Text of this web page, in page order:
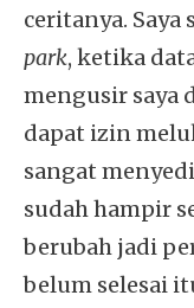
ceritanya. Saya
park, ketika
mengusir saya
dapat izin
sangat
sudah hampir
berubah jadi
belum selesai